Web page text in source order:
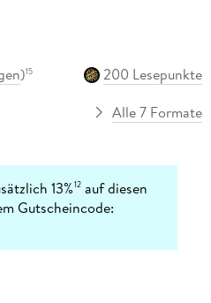
)15
200 Lesepunkte
Alle 7 Formate
13%12 auf diesen
Gutscheincode: